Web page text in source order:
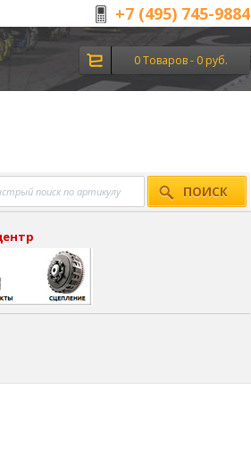
+7 (495) 745-9884
0 Товаров - 0 руб.
ПОИСК